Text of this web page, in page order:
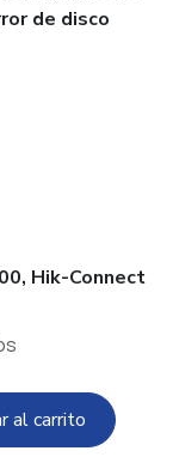
de disco
Hik-Connect
al c​​arrito